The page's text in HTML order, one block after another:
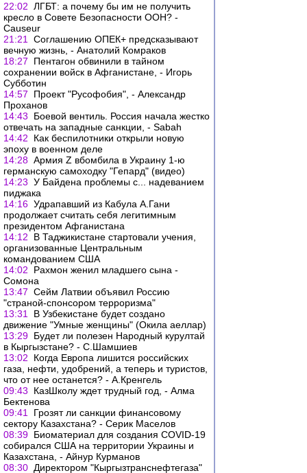
22:02 ЛГБТ: а почему бы им не получить
кресло в Совете Безопасности ООН? -
Causeur
21:21
Соглашению ОПЕК+ предсказывают
вечную жизнь, - Анатолий Комраков
18:27
Пентагон обвинили в тайном
сохранении войск в Афганистане, - Игорь
Субботин
14:57
Проект "Русофобия", - Александр
Проханов
14:43
Боевой вентиль. Россия начала жестко
отвечать на западные санкции, - Sabah
14:42
Как беспилотники открыли новую
эпоху в военном деле
14:28 Армия Z вбомбила в Украину 1-ю
германскую самоходку "Гепард" (видео)
14:23 У Байдена проблемы с... надеванием
пиджака
14:16 Удрапавший из Кабула А.Гани
продолжает считать себя легитимным
президентом Афганистана
14:12
В Таджикистане стартовали учения,
организованные Центральным
командованием США
14:02
Рахмон женил младшего сына -
Сомона
13:47 Сейм Латвии объявил Россию
"страной-спонсором терроризма"
13:31
В Узбекистане будет создано
движение "Умные женщины" (Окила аеллар)
13:29 Будет ли полезен Народный курултай
в Кыргызстане? - С.Шамшиев
13:02
Когда Европа лишится российских
газа, нефти, удобрений, а теперь и туристов,
что от нее останется? - А.Кренгель
09:43
КазШколу ждет трудный год, - Алма
Бектенова
09:41
Грозят ли санкции финансовому
сектору Казахстана? - Серик Маселов
08:39 Биоматериал для создания COVID-19
собирался США на территории Украины и
Казахстана, - Айнур Курманов
08:30 Директором "Кыргызтранснефтегаза"